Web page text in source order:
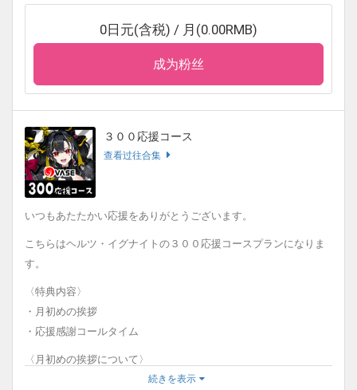
る形となります。0日元(含税) / 月(0.00RMB)
成为粉丝
３００応援コース
查看过往合集
いつもあたたかい応援をありがとうございます。
こちらはヘルツ・イグナイトの３００応援コースプランになりま
す。
〈特典内容〉
・月初めの挨拶
・応援感謝コールタイム
〈月初めの挨拶について〉
毎月初めにタレントのご挨拶が更新されます。
続きを表示